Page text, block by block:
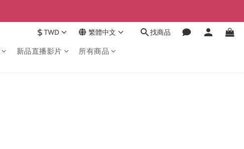
$TWD 繁體中文 找商品
新品直播影片 所有商品